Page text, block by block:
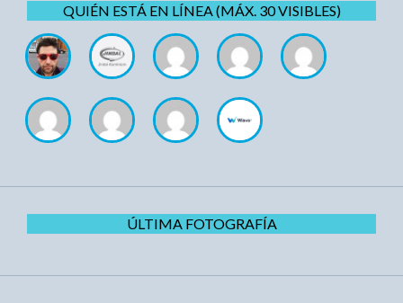
QUIÉN ESTÁ EN LÍNEA (MÁX. 30 VISIBLES)
ÚLTIMA FOTOGRAFÍA